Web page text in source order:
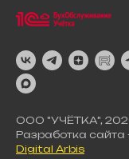
ООО "УЧЁТКА",
Разработка сайта
Digital Arbis